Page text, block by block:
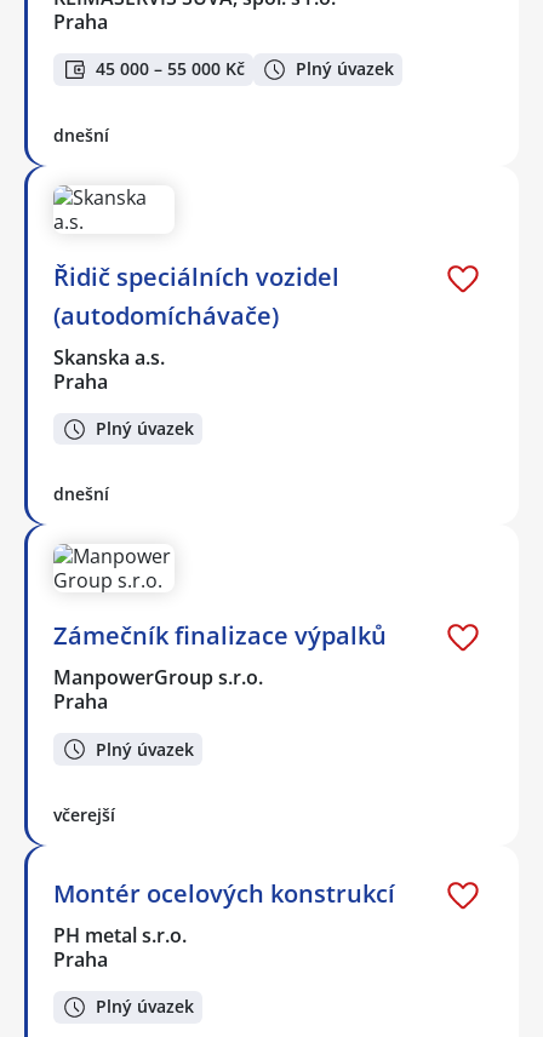
Praha
45 000 – 55 000 Kč Plný úvazek
dnešní
Řidič speciálních vozidel
(autodomíchávače)
Skanska a.s.
Praha
Plný úvazek
dnešní
Zámečník finalizace výpalků
ManpowerGroup s.r.o.
Praha
Plný úvazek
včerejší
Montér ocelových konstrukcí
PH metal s.r.o.
Praha
Plný úvazek